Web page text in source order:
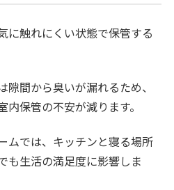
に触れにくい状態で保管する
間から臭いが漏れるため、
保管の不安が減ります。
ムでは、キッチンと寝る場所
も生活の満足度に影響しま